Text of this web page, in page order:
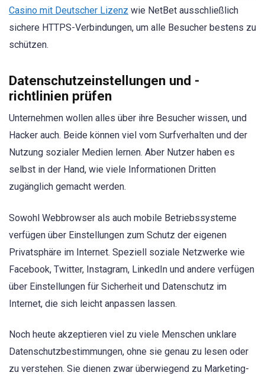
Casino mit Deutscher Lizenz wie NetBet ausschließlich
sichere HTTPS-Verbindungen, um alle Besucher bestens zu
schützen.
Datenschutzeinstellungen und -
richtlinien prüfen
Unternehmen wollen alles über ihre Besucher wissen, und
Hacker auch. Beide können viel vom Surfverhalten und der
Nutzung sozialer Medien lernen. Aber Nutzer haben es
selbst in der Hand, wie viele Informationen Dritten
zugänglich gemacht werden.
Sowohl Webbrowser als auch mobile Betriebssysteme
verfügen über Einstellungen zum Schutz der eigenen
Privatsphäre im Internet. Speziell soziale Netzwerke wie
Facebook, Twitter, Instagram, LinkedIn und andere verfügen
über Einstellungen für Sicherheit und Datenschutz im
Internet, die sich leicht anpassen lassen.
Noch heute akzeptieren viel zu viele Menschen unklare
Datenschutzbestimmungen, ohne sie genau zu lesen oder
zu verstehen. Sie dienen zwar überwiegend zu Marketing-